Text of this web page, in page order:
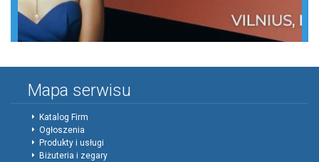
Mapa serwisu
Katalog Firm
Ogłoszenia
Produkty i usługi
Biżuteria i zegary